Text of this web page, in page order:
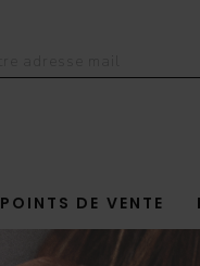
POINTS DE VENTE